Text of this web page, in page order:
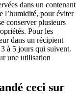
dans un contenant
l’humidité, pour éviter
conserver plusieurs
Pour les
dans un récipient
à 5 jours qui suivent.
une utilisation
ceci sur